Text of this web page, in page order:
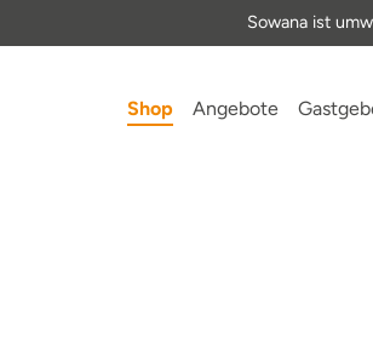
Sowana ist
Shop Angebote